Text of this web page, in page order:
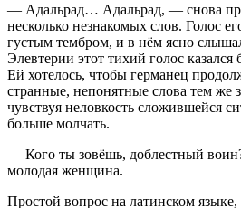
— Адальрад… Адальрад, — снова
несколько незнакомых слов. Голос
густым тембром, и в нём ясно
Элевтерии этот тихий голос
Ей хотелось, чтобы германец
странные, непонятные слова тем
чувствуя неловкость сложившейся
больше молчать.
— Кого ты зовёшь, доблестный
молодая женщина.
Простой вопрос на латинском языке,